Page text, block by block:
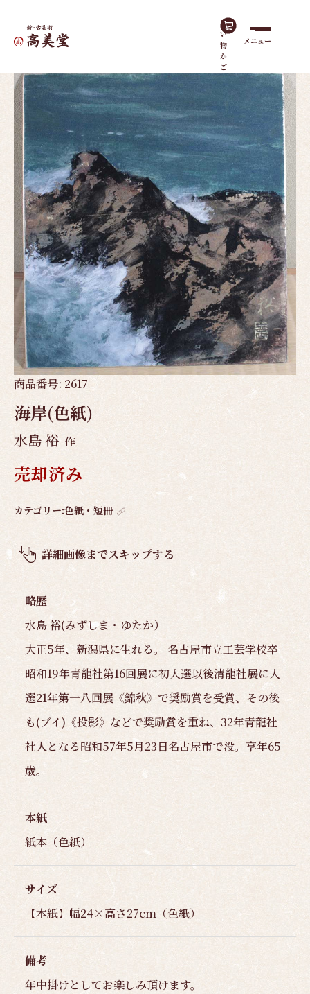
買
い
物
か
ご
メニュー
ホーム作品一覧
商品番号: 2617
海岸(色紙)
水島 裕 作
売却済み
作
概
要
カテゴリー:色紙・短冊
詳細画像までスキップする
略歴
水島 裕(みずしま・ゆたか）
大正5年、新潟県に生れる。 名古屋市立工芸学校卒
昭和19年青龍社第16回展に初入選以後清龍社展に入
選21年第一八回展《錦秋》で奨励賞を受賞、その後
も(ブイ)《投影》などで奨励賞を重ね、32年青龍社
社人となる昭和57年5月23日名古屋市で没。享年65
歳。
本紙
紙本（色紙）
サイズ
【本紙】幅24×高さ27cm（色紙）
備考
年中掛けとしてお楽しみ頂けます。